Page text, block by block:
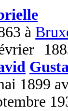
à
1899